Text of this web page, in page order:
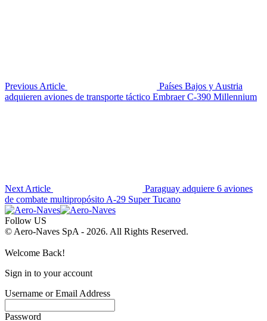
Previous Article
Países Bajos y Austria
adquieren aviones de transporte táctico Embraer C-390 Millennium
Next Article
Paraguay adquiere 6 aviones
de combate multipropósito A-29 Super Tucano
Follow US
© Aero-Naves SpA - 2026. All Rights Reserved.
Welcome Back!
Sign in to your account
Username or Email Address
Password